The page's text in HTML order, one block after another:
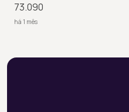
73.090
há 1 mês